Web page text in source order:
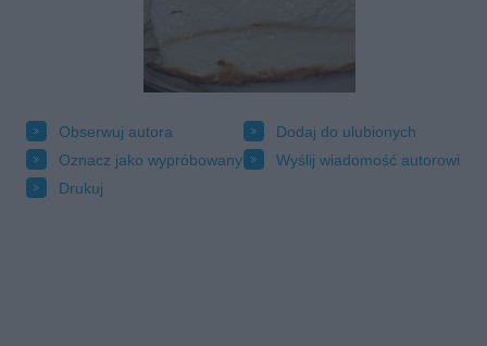
Obserwuj autora
Dodaj do ulubionych
Oznacz jako wypróbowany
Wyślij wiadomość autorowi
Drukuj